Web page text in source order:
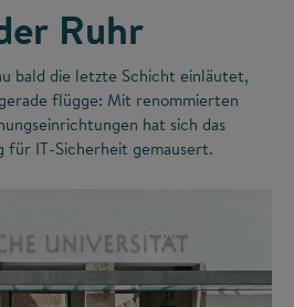
Ruhr
bald die letzte Schicht einläutet,
flügge: Mit renommierten
hat sich das
für IT-Sicherheit gemausert.